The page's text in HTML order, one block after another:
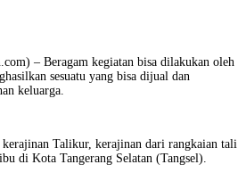
– Beragam kegiatan bisa dilakukan oleh
sesuatu yang bisa dijual dan
keluarga.
kerajinan Talikur, kerajinan dari rangkaian tali
di Kota Tangerang Selatan (Tangsel).